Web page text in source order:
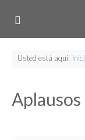
Usted está aquí:
Aplausos